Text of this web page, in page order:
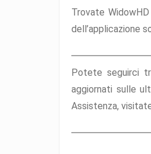
Trovate
dell’applicazione
Potete seguirci
aggiornati sulle
Assistenza,